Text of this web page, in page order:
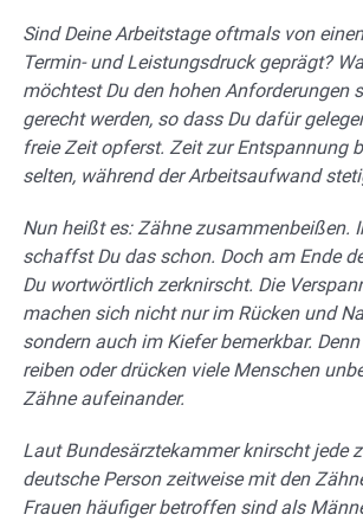
Sind Deine Arbeitstage oftmals von
Termin- und Leistungsdruck geprägt?
möchtest Du den hohen Anforderungen
gerecht werden, so dass Du dafür
freie Zeit opferst. Zeit zur Entspannung
selten, während der Arbeitsaufwand
Nun heißt es: Zähne zusammenbeißen.
schaffst Du das schon. Doch am Ende
Du wortwörtlich zerknirscht. Die
machen sich nicht nur im Rücken und
sondern auch im Kiefer bemerkbar.
reiben oder drücken viele Menschen
Zähne aufeinander.
Laut Bundesärztekammer knirscht jede
deutsche Person zeitweise mit den
Frauen häufiger betroffen sind als